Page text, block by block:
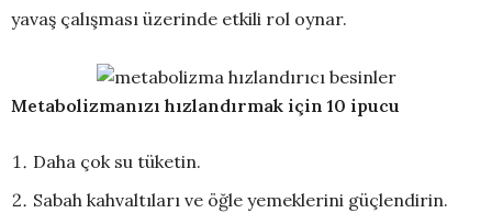
yavaş çalışması üzerinde etkili rol oynar.
Metabolizmanızı hızlandırmak için 10 ipucu
Daha çok su tüketin.
Sabah kahvaltıları ve öğle yemeklerini güçlendirin.